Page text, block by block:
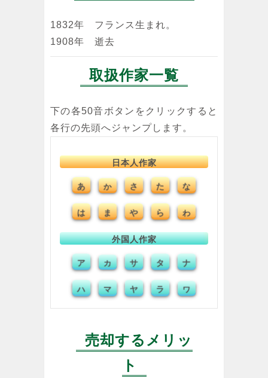
1832年 フランス生まれ。
1908年 逝去
取扱作家一覧
下の各50音ボタンをクリックすると
各行の先頭へジャンプします。
日本人作家
あ か さ た な
は ま や ら わ
外国人作家
ア カ サ タ ナ
ハ マ ヤ ラ ワ
売却するメリッ
ト